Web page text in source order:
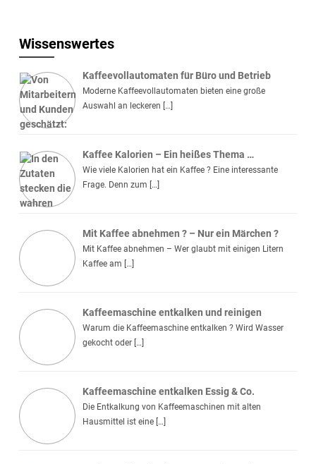
Wissenswertes
Kaffeevollautomaten für Büro und Betrieb
Moderne Kaffeevollautomaten bieten eine große
Auswahl an leckeren […]
Kaffee Kalorien – Ein heißes Thema …
Wie viele Kalorien hat ein Kaffee ? Eine interessante
Frage. Denn zum […]
Mit Kaffee abnehmen ? – Nur ein Märchen ?
Mit Kaffee abnehmen – Wer glaubt mit einigen Litern
Kaffee am […]
Kaffeemaschine entkalken und reinigen
Warum die Kaffeemaschine entkalken ? Wird Wasser
gekocht oder […]
Kaffeemaschine entkalken Essig & Co.
Die Entkalkung von Kaffeemaschinen mit alten
Hausmittel ist eine […]